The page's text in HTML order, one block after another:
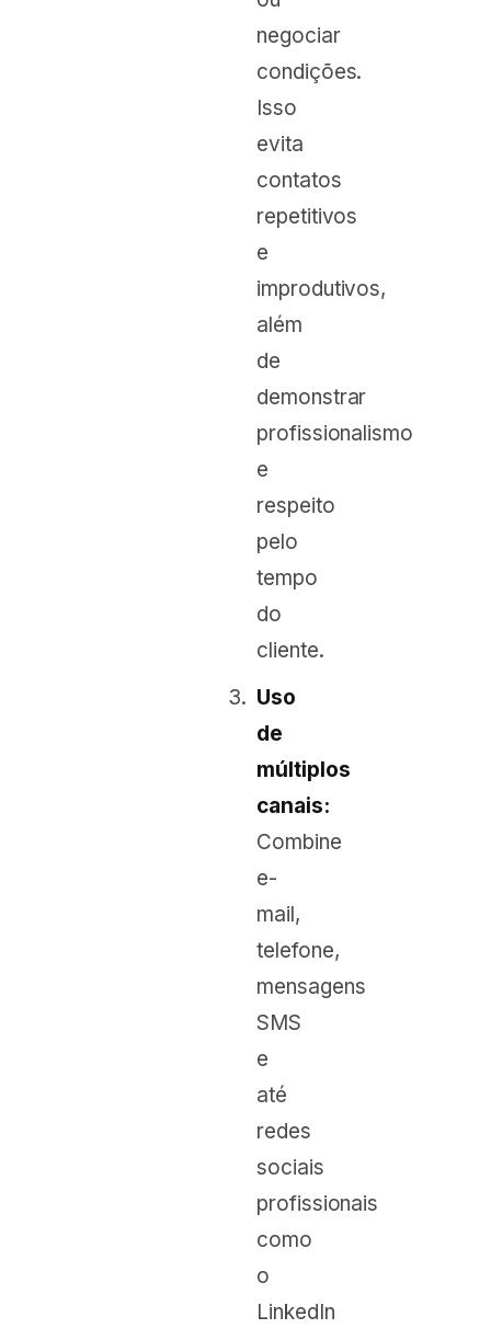
negociar
condições.
Isso
evita
contatos
repetitivos
e
improdutivos,
além
de
demonstrar
profissionalismo
e
respeito
pelo
tempo
do
cliente.
Uso
de
múltiplos
canais:
Combine
e-
mail,
telefone,
mensagens
SMS
e
até
redes
sociais
profissionais
como
o
LinkedIn